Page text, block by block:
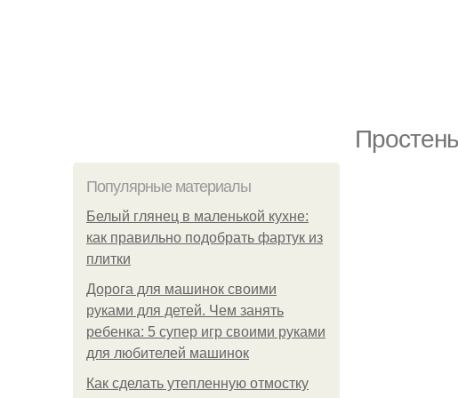
Популярные материалы
Белый глянец в маленькой кухне:
как правильно подобрать фартук из
плитки
Дорога для машинок своими
руками для детей. Чем занять
ребенка: 5 супер игр своими руками
для любителей машинок
Как сделать утепленную отмостку